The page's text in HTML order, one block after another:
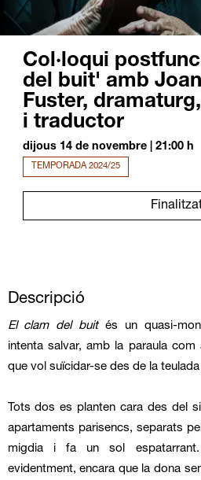
Col·loqui
del buit' amb
Fuster,
i traductor
dijous 14 de novembre| 21:00 h
TEMPORADA 2024/25
Descripció
El clam del buités un quasi-
intenta salvar, amb la paraula com
que vol suïcidar-se des de la
Tots dos es planten cara des del
apartaments parisencs, separats
migdia i fa un sol espatarrant.
evidentment, encara que la dona